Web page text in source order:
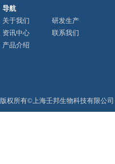
导航
关于我们
研发生产
资讯中心
联系我们
产品介绍
版权所有©上海壬邦生物科技有限公司